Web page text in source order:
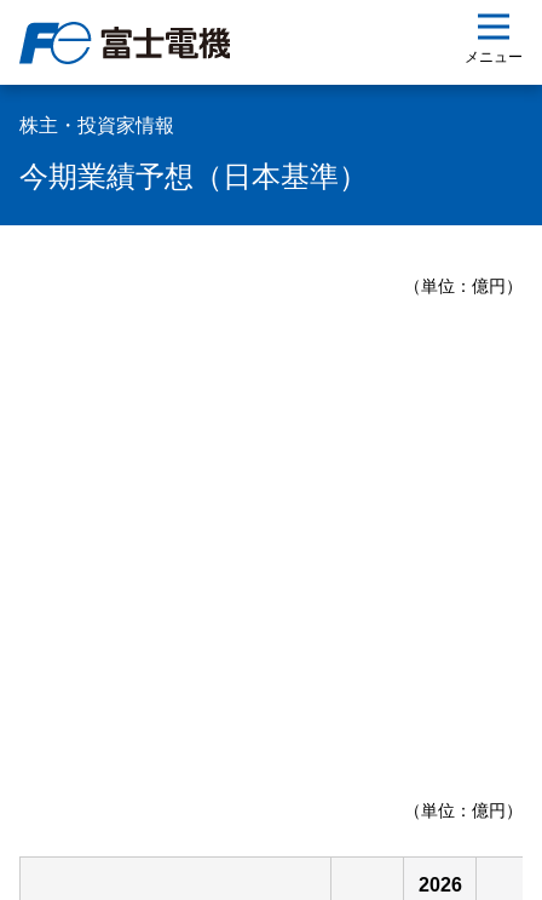
メニュー
株主・投資家情報
今期業績予想（日本基準）
（単位：億円）
（単位：億円）
2026